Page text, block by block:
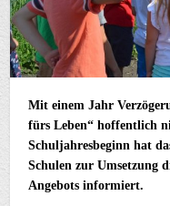
Mit einem Jahr
fürs Leben“ hoffentlich
Schuljahresbeginn hat
Schulen zur Umsetzung
Angebots informiert.